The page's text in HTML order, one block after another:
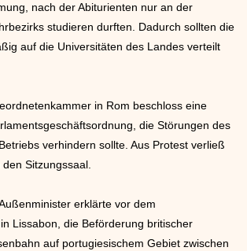
nach der Abiturienten nur an der
studieren durften. Dadurch sollten die
auf die Universitäten des Landes verteilt
in Rom beschloss eine
die Störungen des
verhindern sollte. Aus Protest verließ
Sitzungssaal.
erklärte vor dem
Lissabon, die Beförderung britischer
auf portugiesischem Gebiet zwischen